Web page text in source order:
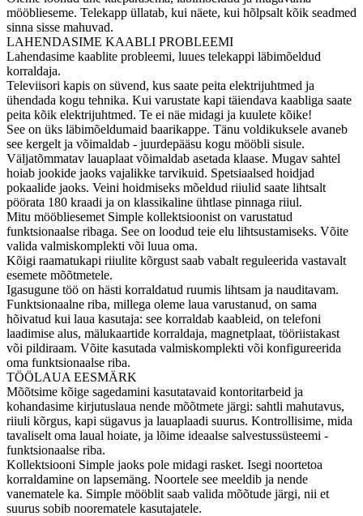
mööblieseme. Telekapp üllatab, kui näete, kui hõlpsalt kõik seadmed
sinna sisse mahuvad.
LAHENDASIME KAABLI PROBLEEMI
Lahendasime kaablite probleemi, luues telekappi läbimõeldud
korraldaja.
Televiisori kapis on süvend, kus saate peita elektrijuhtmed ja
ühendada kogu tehnika. Kui varustate kapi täiendava kaabliga saate
peita kõik elektrijuhtmed. Te ei näe midagi ja kuulete kõike!
See on üks läbimõeldumaid baarikappe. Tänu voldikuksele avaneb
see kergelt ja võimaldab - juurdepääsu kogu mööbli sisule.
Väljatõmmatav lauaplaat võimaldab asetada klaase. Mugav sahtel
hoiab jookide jaoks vajalikke tarvikuid. Spetsiaalsed hoidjad
pokaalide jaoks. Veini hoidmiseks mõeldud riiulid saate lihtsalt
pöörata 180 kraadi ja on klassikaline ühtlase pinnaga riiul.
Mitu mööbliesemet Simple kollektsioonist on varustatud
funktsionaalse ribaga. See on loodud teie elu lihtsustamiseks. Võite
valida valmiskomplekti või luua oma.
Kõigi raamatukapi riiulite kõrgust saab vabalt reguleerida vastavalt
esemete mõõtmetele.
Igasugune töö on hästi korraldatud ruumis lihtsam ja nauditavam.
Funktsionaalne riba, millega oleme laua varustanud, on sama
hõivatud kui laua kasutaja: see korraldab kaableid, on telefoni
laadimise alus, mälukaartide korraldaja, magnetplaat, tööriistakast
või pildiraam. Võite kasutada valmiskomplekti või konfigureerida
oma funktsionaalse riba.
TÖÖLAUA EESMÄRK
Mõõtsime kõige sagedamini kasutatavaid kontoritarbeid ja
kohandasime kirjutuslaua nende mõõtmete järgi: sahtli mahutavus,
riiuli kõrgus, kapi sügavus ja lauaplaadi suurus. Kontrollisime, mida
tavaliselt oma laual hoiate, ja lõime ideaalse salvestussüsteemi -
funktsionaalse riba.
Kollektsiooni Simple jaoks pole midagi rasket. Isegi noortetoa
korraldamine on lapsemäng. Noortele see meeldib ja nende
vanematele ka. Simple mööblit saab valida mõõtude järgi, nii et
suurus sobib noorematele kasutajatele.